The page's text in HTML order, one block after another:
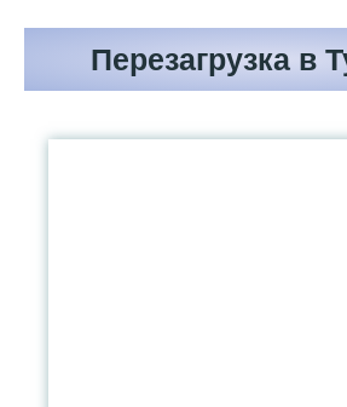
Перезагрузка в